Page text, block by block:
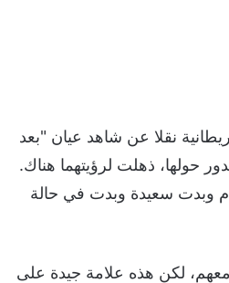
نقلا عن شاهد عيان "بعد
حولها، ذهلت لرؤيتهما هناك.
وبدت سعيدة وبدت في حالة
لكن هذه علامة جيدة على